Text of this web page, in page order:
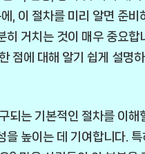
, 이 절차를 미리 알면 준비
히 거치는 것이 매우 중요합
점에 대해 알기 쉽게 설명하
되는 기본적인 절차를 이해
높이는 데 기여합니다.